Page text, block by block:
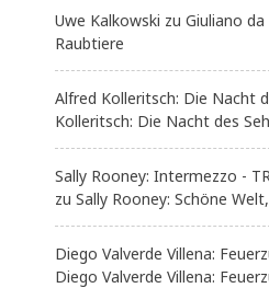
Uwe Kalkowski zuGiuliano
Raubtiere
Alfred Kolleritsch: Die Nacht
Kolleritsch: Die Nacht des
Sally Rooney: Intermezzo -
zuSally Rooney: Schöne
Diego Valverde Villena:
Diego Valverde Villena: